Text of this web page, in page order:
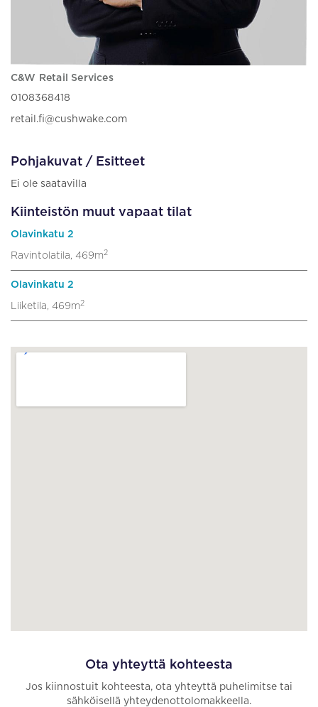
C&W Retail Services
0108368418
retail.fi@cushwake.com
Pohjakuvat / Esitteet
Ei ole saatavilla
Kiinteistön muut vapaat tilat
Olavinkatu 2
Ravintolatila, 469m 2
Olavinkatu 2
Liiketila, 469m 2
Ota yhteyttä kohteesta
Jos kiinnostuit kohteesta, ota yhteyttä puhelimitse tai
sähköisellä yhteydenottolomakkeella.